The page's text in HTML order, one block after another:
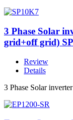
3 Phase Solar
grid+off grid)
Review
Details
3 Phase Solar